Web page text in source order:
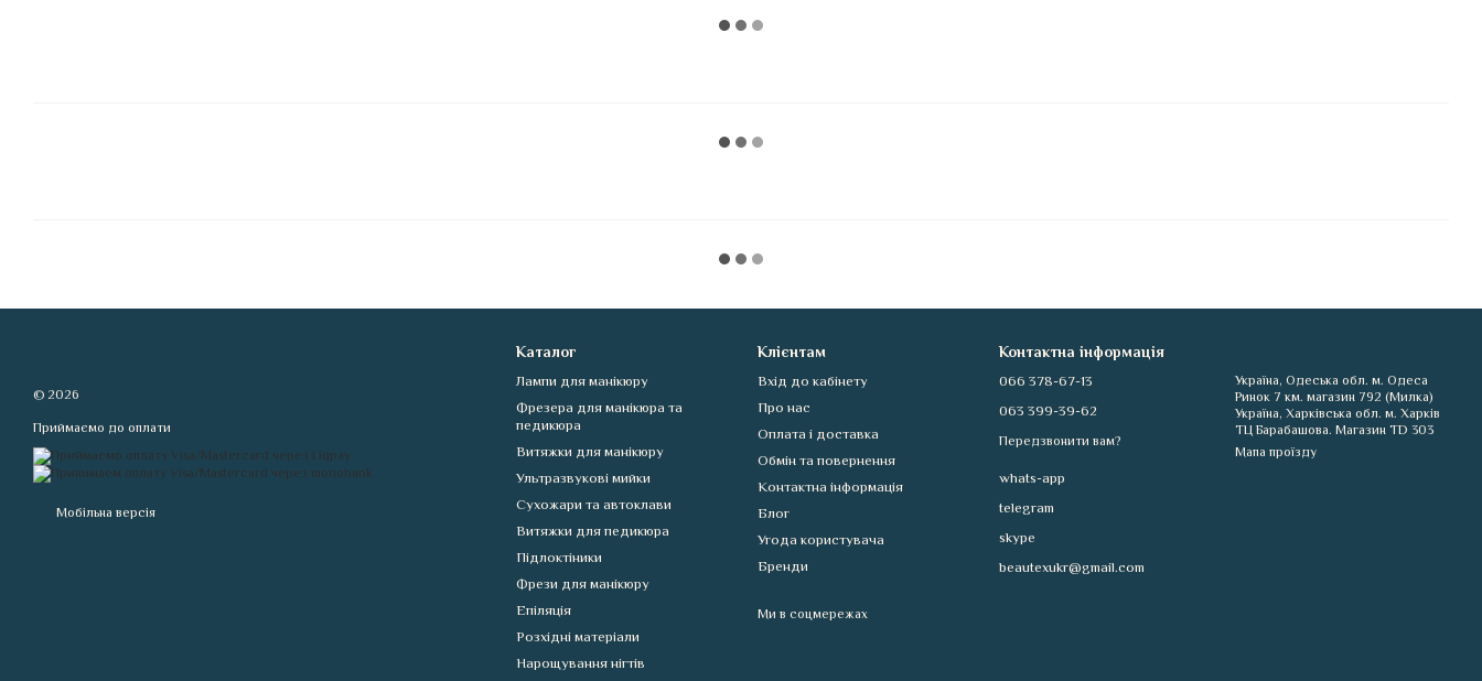
© 2026
Приймаємо до оплати
Мобільна версія
Каталог
Лампи для манікюру
Фрезера для манікюра та
педикюра
Витяжки для манікюру
Ультразвукові мийки
Сухожари та автоклави
Витяжки для педикюра
Підлоктіники
Фрези для манікюру
Епіляція
Розхідні матеріали
Нарощування нігтів
Клієнтам
Вхід до кабінету
Про нас
Оплата і доставка
Обмін та повернення
Контактна інформація
Блог
Угода користувача
Бренди
Ми в соцмережах
Контактна інформація
066 378-67-13
063 399-39-62
Передзвонити вам?
whats-app
telegram
skype
beautexukr@gmail.com
Україна, Одеська обл. м. Одеса
Ринок 7 км. магазин 792 (Милка)
Україна, Харківська обл. м. Харків
ТЦ Барабашова. Магазин TD 303
Мапа проїзду